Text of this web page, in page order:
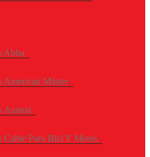
Abba
American Máster
Austral
Cable Para Bici Y Motos